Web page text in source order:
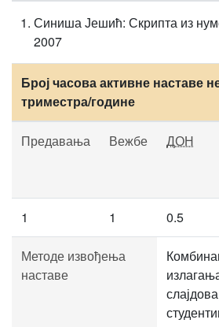
Синиша Јешић: Скрипта из
2007
Број часова активне наставе
триместра/године
Предавања Вежбе ДОН
1 1 0.5
Методе извођења
наставе